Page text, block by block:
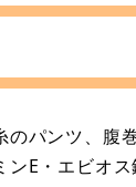
パンツ、腹
E・エビオス